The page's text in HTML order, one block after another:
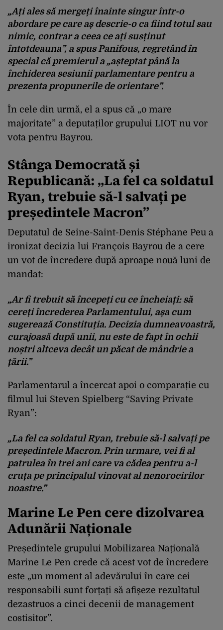
„Ați ales să mergeți înainte singur într-o
abordare pe care aș descrie-o ca fiind totul sau
nimic, contrar a ceea ce ați susținut
întotdeauna”, a spus Panifous, regretând în
special că premierul a „așteptat până la
închiderea sesiunii parlamentare pentru a
prezenta propunerile de orientare”.
În cele din urmă, el a spus că „o mare
majoritate” a deputaților grupului LIOT nu vor
vota pentru Bayrou.
Stânga Democrată și
Republicană: „La fel ca soldatul
Ryan, trebuie să-l salvați pe
președintele Macron”
Deputatul de Seine-Saint-Denis Stéphane Peu a
ironizat decizia lui François Bayrou de a cere
un vot de încredere după aproape nouă luni de
mandat:
„Ar fi trebuit să începeți cu ce încheiați: să
cereți încrederea Parlamentului, așa cum
sugerează Constituția. Decizia dumneavoastră,
curajoasă după unii, nu este de fapt în ochii
noștri altceva decât un păcat de mândrie a
țării.”
Parlamentarul a încercat apoi o comparație cu
filmul lui Steven Spielberg “Saving Private
Ryan”:
„La fel ca soldatul Ryan, trebuie să-l salvați pe
președintele Macron. Prin urmare, vei fi al
patrulea în trei ani care va cădea pentru a-l
cruța pe principalul vinovat al nenorocirilor
noastre.”
Marine Le Pen cere dizolvarea
Adunării Naționale
Președintele grupului Mobilizarea Națională
Marine Le Pen crede că acest vot de încredere
este „un moment al adevărului în care cei
responsabili sunt forțați să afișeze rezultatul
dezastruos a cinci decenii de management
costisitor”.